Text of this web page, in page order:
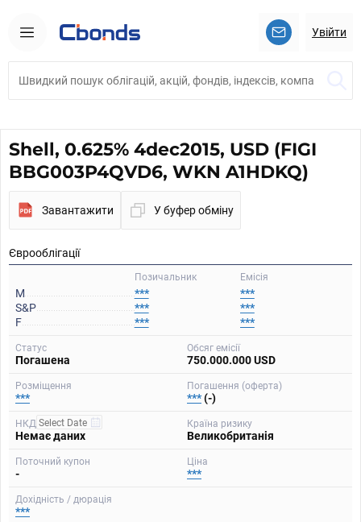
Увійти
Shell, 0.625% 4dec2015, USD (FIGI
BBG003P4QVD6, WKN A1HDKQ)
Завантажити У буфер обміну
Єврооблігації
Емісія
Позичальник
M ***
***
S&P
***
***
F
***
***
Статус
Погашена
Обсяг емісії
750.000.000 USD
Розміщення
***
Погашення (оферта)
***(-)
НКД
Немає даних
Країна ризику
Великобританія
Поточний купон
-
Ціна
***
Дохідність / дюрація
***